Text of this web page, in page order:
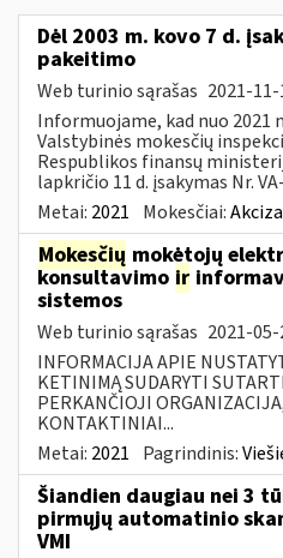
Dėl 2003 m. kovo 7 d.
pakeitimo
Web turinio sąrašas 2021-11-
Informuojame, kad nuo 2021
Valstybinės mokesčių
Respublikos finansų
lapkričio 11 d. įsakymas Nr.
Metai: 2021 Mokesčiai:
Mokesčių mokėtojų
konsultavimo ir
sistemos
Web turinio sąrašas 2021-05-
INFORMACIJA APIE
KETINIMĄ SUDARYTI
PERKANČIOJI
KONTAKTINIAI...
Metai: 2021 Pagrindinis:
Šiandien daugiau nei 3
pirmųjų automatinio
VMI